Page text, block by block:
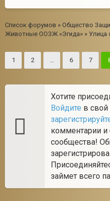
Список форумов » Общество
Животные ООЗЖ «Эгида» » Улица
1 2 … 6 7
Хотите
Войдите в свой
комментарии
сообщества!
займет всего